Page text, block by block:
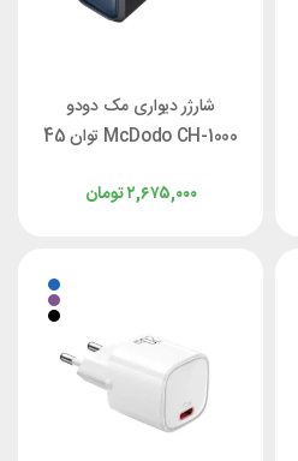
شارژر دیواری مک دودو
McDodo CH-1000 توان 45
تومان۲,۶۷۵,۰۰۰